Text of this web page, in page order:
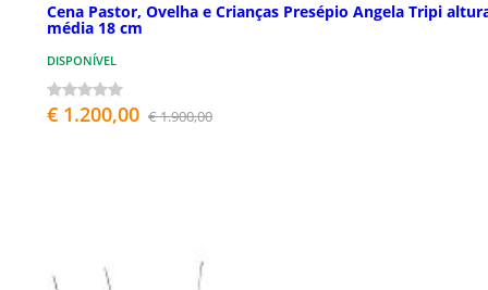
Cena Pastor, Ovelha e Crianças Presépio Angela Tripi
média 18 cm
DISPONÍVEL
€ 1.200,00 € 1.900,00